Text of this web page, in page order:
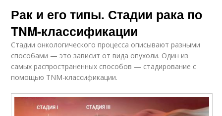
Рак и его типы. Стадии рака по
TNM-классификации
Стадии онкологического процесса описывают разными
способами — это зависит от вида опухоли. Один из
самых распространенных способов — стадирование с
помощью TNM-классификации.